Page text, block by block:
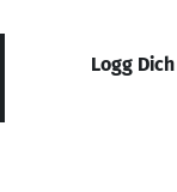
Logg